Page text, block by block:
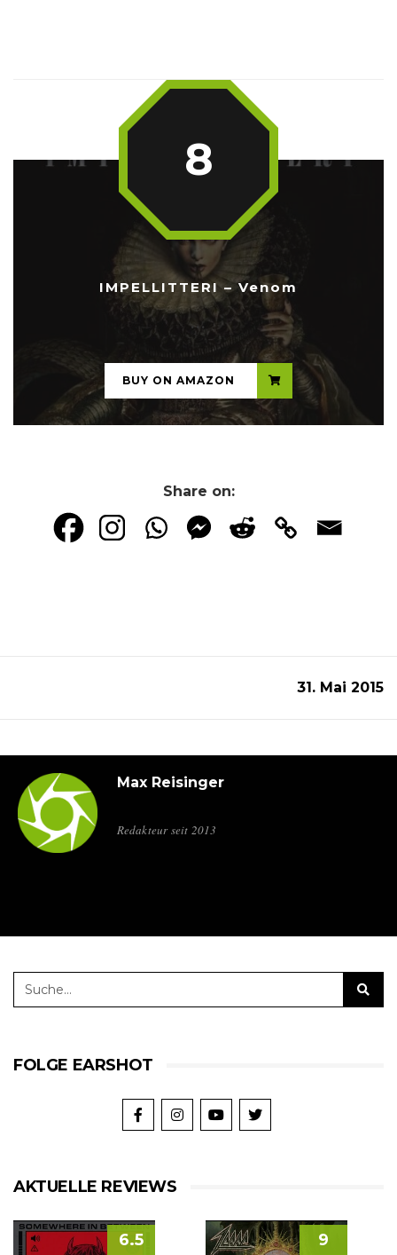
IMPELLITTERI – Venom
8
...
BUY ON AMAZON
Share on:
31. Mai 2015
Max Reisinger
Redakteur seit 2013
FOLGE EARSHOT
AKTUELLE REVIEWS
6.5 9